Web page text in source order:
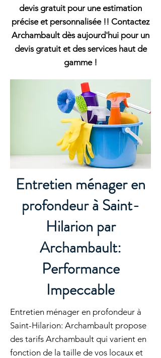
devis gratuit pour une estimation
précise et personnalisée !! Contactez
Archambault dès aujourd'hui pour un
devis gratuit et des services haut de
gamme !
Entretien ménager en
profondeur à Saint-
Hilarion par
Archambault:
Performance
Impeccable
Entretien ménager en profondeur à
Saint-Hilarion: Archambault propose
des tarifs Archambault qui varient en
fonction de la taille de vos locaux et